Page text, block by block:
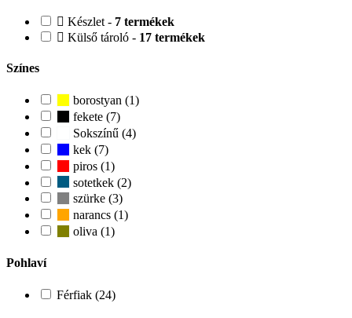
Készlet - 7 termékek
Külső tároló - 17 termékek
Színes
borostyan (1)
fekete (7)
Sokszínű (4)
kek (7)
piros (1)
sotetkek (2)
szürke (3)
narancs (1)
oliva (1)
Pohlaví
Férfiak (24)